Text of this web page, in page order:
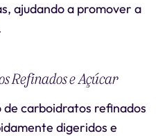
ajudando a promover a
Refinados e Açúcar
carboidratos refinados
digeridos e